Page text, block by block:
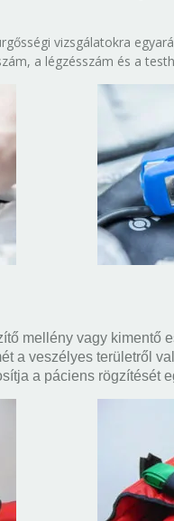
vizsgálatokra
a légzésszám és a
mellény vagy kimentő
a veszélyes területről
a páciens rögzítését